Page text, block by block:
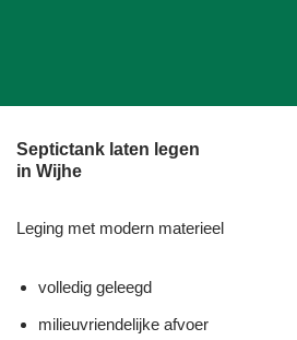
Septictank laten legen
in Wijhe
Leging met modern materieel
volledig geleegd
milieuvriendelijke afvoer